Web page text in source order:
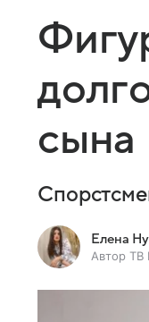
сына
Елена
Автор ТВ